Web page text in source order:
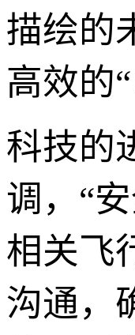
描绘的
高效的
科技的
调，“
相关飞
沟通，